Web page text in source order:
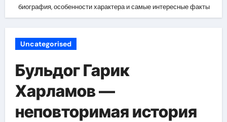
биография, особенности характера и самые интересные факты
Uncategorised
Бульдог Гарик
Харламов —
неповторимая история